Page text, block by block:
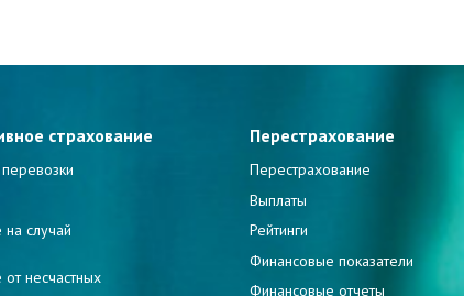
страхование
на случай
несчастных
Перестрахование
Перестрахование
Выплаты
Рейтинги
Финансовые показатели
Финансовые отчеты